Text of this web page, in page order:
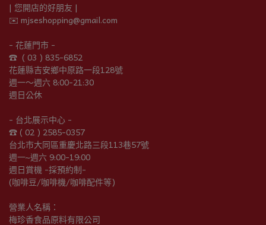
| 您開店的好朋友 |
✉️ mjseshopping@gmail.com
- 花蓮門市 -
☎︎  ( 03 ) 835-6852
花蓮縣吉安鄉中原路一段128號
週一～週六 8:00-21:30
週日公休
- 台北展示中心 -
☎︎ ( 02 ) 2585-0357
台北市大同區重慶北路三段113巷57號
週一~週六 9:00-19:00
週日賞機 -採預約制-
(咖啡豆/咖啡機/咖啡配件等)
營業人名稱：
梅珍香食品原料有限公司